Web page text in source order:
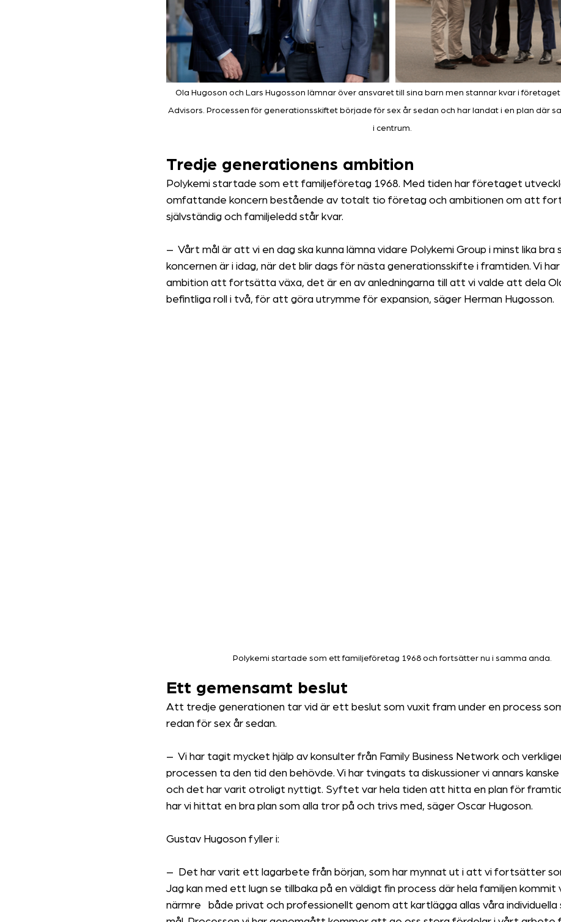
Ola Hugoson och Lars Hugosson lämnar över ansvaret till sina barn men stannar kvar i
Advisors. Processen för generationsskiftet började för sex år sedan och har landat i en plan där
i centrum.
Tredje generationens ambition
Polykemi startade som ett familjeföretag 1968. Med tiden har företaget
omfattande koncern bestående av totalt tio företag och ambitionen om att
självständig och familjeledd står kvar.
– Vårt mål är att vi en dag ska kunna lämna vidare Polykemi Group i minst lika bra
koncernen är i idag, när det blir dags för nästa generationsskifte i framtiden. Vi
ambition att fortsätta växa, det är en av anledningarna till att vi valde att dela
befintliga roll i två, för att göra utrymme för expansion, säger Herman Hugosson.
Polykemi startade som ett familjeföretag 1968 och fortsätter nu i samma anda.
Ett gemensamt beslut
Att tredje generationen tar vid är ett beslut som vuxit fram under en process
redan för sex år sedan.
– Vi har tagit mycket hjälp av konsulter från Family Business Network och
processen ta den tid den behövde. Vi har tvingats ta diskussioner vi annars
och det har varit otroligt nyttigt. Syftet var hela tiden att hitta en plan för
har vi hittat en bra plan som alla tror på och trivs med, säger Oscar Hugoson.
Gustav Hugoson fyller i:
– Det har varit ett lagarbete från början, som har mynnat ut i att vi fortsätter
Jag kan med ett lugn se tillbaka på en väldigt fin process där hela familjen kommit
närmre både privat och professionellt genom att kartlägga allas våra